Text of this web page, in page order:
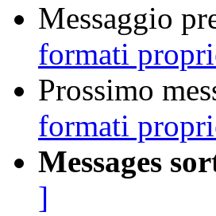
Messaggio
formati
Prossimo
formati
Messages
]